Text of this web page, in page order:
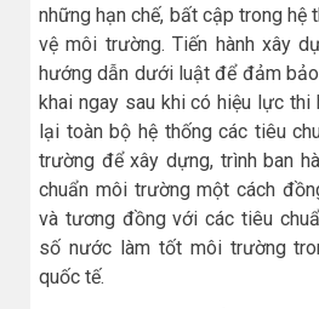
những hạn chế, bất cập trong hệ
vệ môi trường. Tiến hành xây
hướng dẫn dưới luật để đảm
khai ngay sau khi có hiệu lực thi
lại toàn bộ hệ thống các tiêu
trường để xây dựng, trình ban
chuẩn môi trường một cách
và tương đồng với các tiêu
số nước làm tốt môi trường
quốc tế.